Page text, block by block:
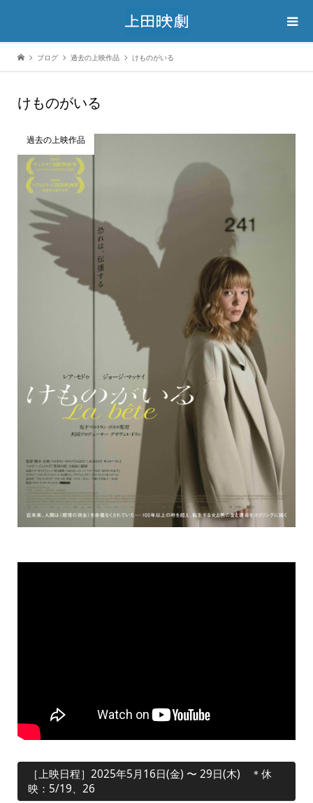
ブログ 過去の上映作品 けものがいる
けものがいる
過去の上映作品
［上映日程］2025年5月16日(金) 〜 29日(木) ＊休
映：5/19、26